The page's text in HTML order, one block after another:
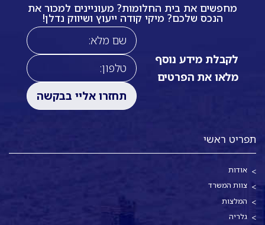
מחפשים את בית החלומות? מעוניינים למכור את
הנכס שלכם? מיקי קודה ייעוץ ושיווק נדלן!
לקבלת מידע נוסף
מלאו את הפרטים
תפריט ראשי
אודות
צוות המשרד
המלצות
גלריה